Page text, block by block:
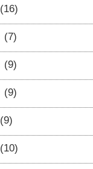
(16)
(7)
(9)
(9)
(9)
(10)